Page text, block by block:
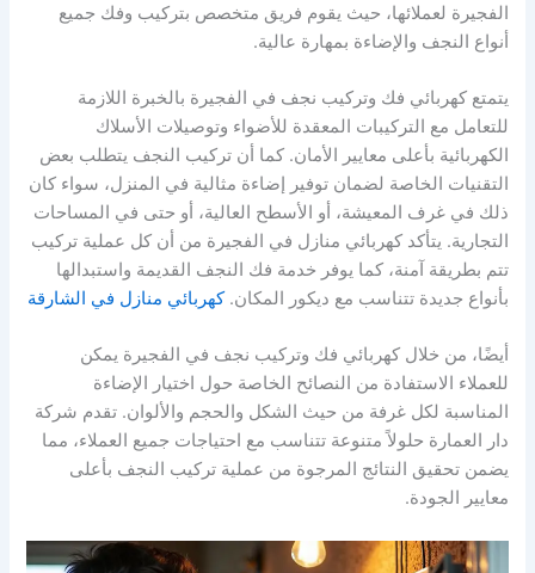
الفجيرة لعملائها، حيث يقوم فريق متخصص بتركيب وفك جميع
أنواع النجف والإضاءة بمهارة عالية.
يتمتع كهربائي فك وتركيب نجف في الفجيرة بالخبرة اللازمة
للتعامل مع التركيبات المعقدة للأضواء وتوصيلات الأسلاك
الكهربائية بأعلى معايير الأمان. كما أن تركيب النجف يتطلب بعض
التقنيات الخاصة لضمان توفير إضاءة مثالية في المنزل، سواء كان
ذلك في غرف المعيشة، أو الأسطح العالية، أو حتى في المساحات
التجارية. يتأكد كهربائي منازل في الفجيرة من أن كل عملية تركيب
تتم بطريقة آمنة، كما يوفر خدمة فك النجف القديمة واستبدالها
بأنواع جديدة تتناسب مع ديكور المكان.كهربائي منازل في الشارقة
أيضًا، من خلال كهربائي فك وتركيب نجف في الفجيرة يمكن
للعملاء الاستفادة من النصائح الخاصة حول اختيار الإضاءة
المناسبة لكل غرفة من حيث الشكل والحجم والألوان. تقدم شركة
دار العمارة حلولاً متنوعة تتناسب مع احتياجات جميع العملاء، مما
يضمن تحقيق النتائج المرجوة من عملية تركيب النجف بأعلى
معايير الجودة.